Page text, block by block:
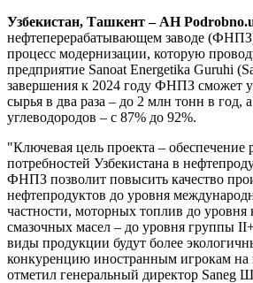
Узбекистан, Ташкент – АН
нефтеперерабатывающем заводе
процесс модернизации, которую
предприятие Sanoat Energetika Guruhi
завершения к 2024 году ФНПЗ сможет
сырья в два раза – до 2 млн тонн в год,
углеводородов – с 87% до 92%.
"Ключевая цель проекта – обеспечение
потребностей Узбекистана в
ФНПЗ позволит повысить качество
нефтепродуктов до уровня
частности, моторных топлив до уровня
смазочных масел – до уровня группы
виды продукции будут более
конкуренцию иностранным игрокам
отметил генеральный директор Saneg